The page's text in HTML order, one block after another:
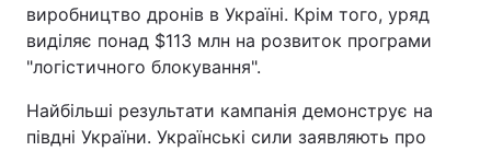
виробництво дронів в Україні. Крім того, уряд
виділяє понад $113 млн на розвиток програми
"логістичного блокування".
Найбільші результати кампанія демонструє на
півдні України. Українські сили заявляють про